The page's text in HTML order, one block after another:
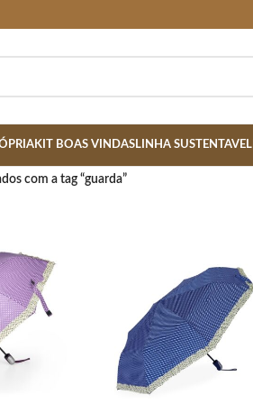
KIT BOAS VINDASLINHA SUSTENTAVEL
com a tag “guarda”